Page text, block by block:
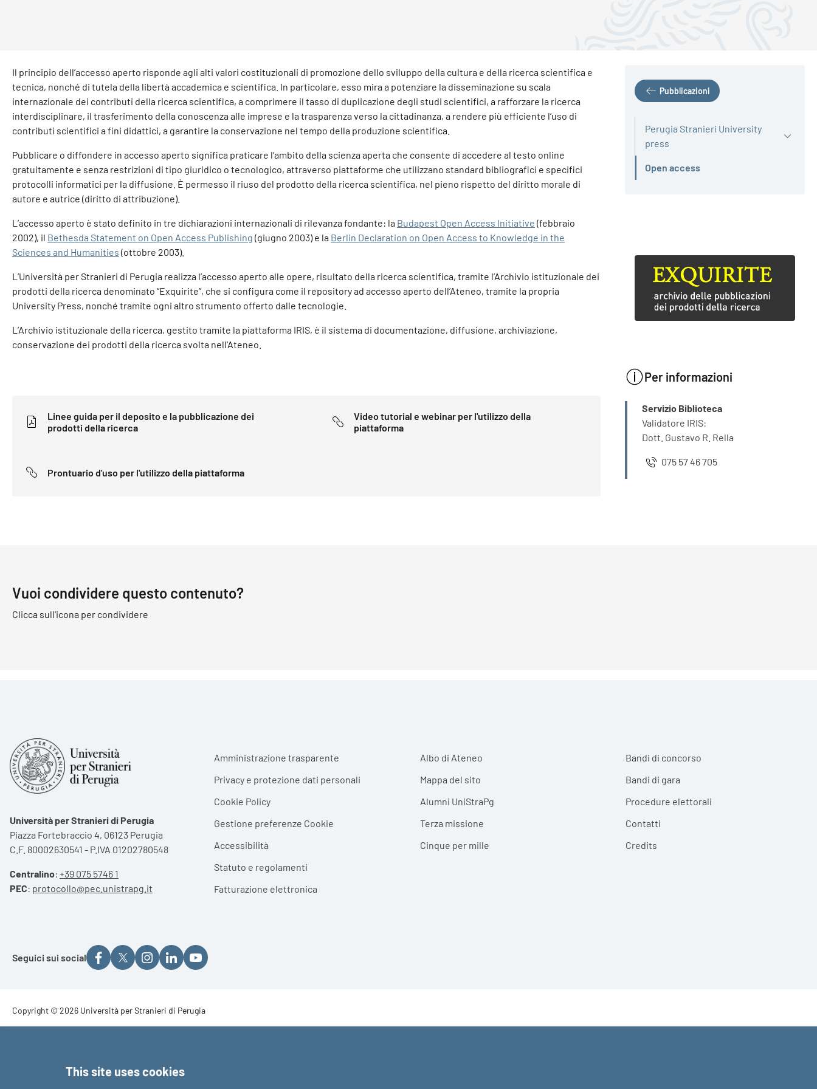
Il principio dell’accesso aperto risponde agli alti valori costituzionali di promozione dello sviluppo della cultura e della ricerca scientifica e
tecnica, nonché di tutela della libertà accademica e scientifica. In particolare, esso mira a potenziare la disseminazione su scala
internazionale dei contributi della ricerca scientifica, a comprimere il tasso di duplicazione degli studi scientifici, a rafforzare la ricerca
interdisciplinare, il trasferimento della conoscenza alle imprese e la trasparenza verso la cittadinanza, a rendere più efficiente l’uso di
contributi scientifici a fini didattici, a garantire la conservazione nel tempo della produzione scientifica.
Pubblicare o diffondere in accesso aperto significa praticare l’ambito della scienza aperta che consente di accedere al testo online
gratuitamente e senza restrizioni di tipo giuridico o tecnologico, attraverso piattaforme che utilizzano standard bibliografici e specifici
protocolli informatici per la diffusione. È permesso il riuso del prodotto della ricerca scientifica, nel pieno rispetto del diritto morale di
autore e autrice (diritto di attribuzione).
L’accesso aperto è stato definito in tre dichiarazioni internazionali di rilevanza fondante: la Budapest Open Access Initiative (febbraio
2002), il Bethesda Statement on Open Access Publishing (giugno 2003) e la Berlin Declaration on Open Access to Knowledge in the
Sciences and Humanities (ottobre 2003).
L’Università per Stranieri di Perugia realizza l’accesso aperto alle opere, risultato della ricerca scientifica, tramite l’Archivio istituzionale dei
prodotti della ricerca denominato “Exquirite”, che si configura come il repository ad accesso aperto dell’Ateneo, tramite la propria
University Press, nonché tramite ogni altro strumento offerto dalle tecnologie.
L’Archivio istituzionale della ricerca, gestito tramite la piattaforma IRIS, è il sistema di documentazione, diffusione, archiviazione,
conservazione dei prodotti della ricerca svolta nell’Ateneo.
Linee guida per il deposito e la pubblicazione dei
prodotti della ricerca
Video tutorial e webinar per l'utilizzo della
piattaforma
Prontuario d'uso per l'utilizzo della piattaforma
Pubblicazioni
Perugia Stranieri University
press
Open access
Attivo
Per informazioni
INFORMAZIONI
Servizio Biblioteca
Validatore IRIS:
Dott. Gustavo R. Rella
075 57 46 705
Vuoi condividere questo contenuto?
Clicca sull'icona per condividere
Università per Stranieri di Perugia
Piazza Fortebraccio 4, 06123 Perugia
C.F. 80002630541 - P.IVA 01202780548
Centralino: +39 075 5746 1
PEC: protocollo@pec.unistrapg.it
Footer menu
Amministrazione trasparente
Privacy e protezione dati personali
Cookie Policy
Gestione preferenze Cookie
Accessibilità
Statuto e regolamenti
Fatturazione elettronica
Albo di Ateneo
Mappa del sito
Alumni UniStraPg
Terza missione
Cinque per mille
Bandi di concorso
Bandi di gara
Procedure elettorali
Contatti
Credits
Seguici sui social
Footer - Copyright
Copyright © 2026 Università per Stranieri di Perugia
This site uses cookies